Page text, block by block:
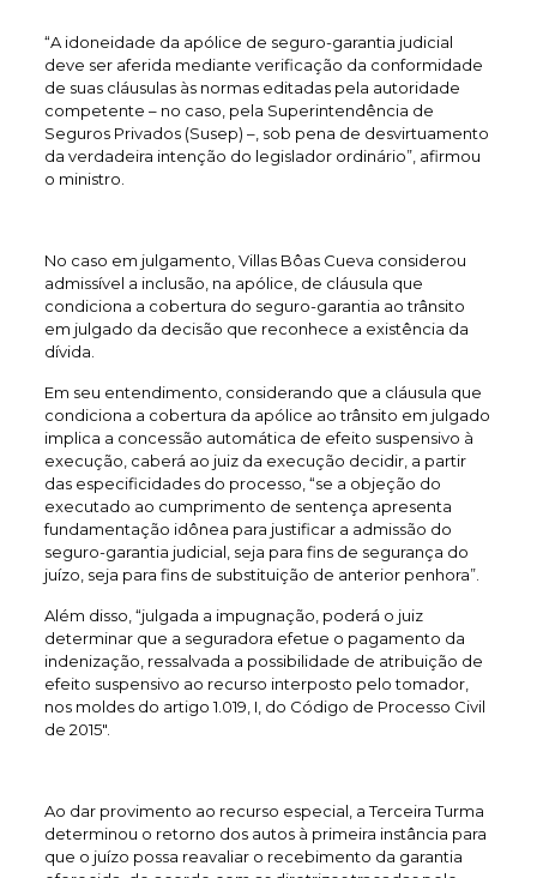
“A idoneidade da apólice de seguro-garantia judicial
deve ser aferida mediante verificação da conformidade
de suas cláusulas às normas editadas pela autoridade
competente – no caso, pela Superintendência de
Seguros Privados (Susep) –, sob pena de desvirtuamento
da verdadeira intenção do legislador ordinário”, afirmou
o ministro.
No caso em julgamento, Villas Bôas Cueva considerou
admissível a inclusão, na apólice, de cláusula que
condiciona a cobertura do seguro-garantia ao trânsito
em julgado da decisão que reconhece a existência da
dívida.
Em seu entendimento, considerando que a cláusula que
condiciona a cobertura da apólice ao trânsito em julgado
implica a concessão automática de efeito suspensivo à
execução, caberá ao juiz da execução decidir, a partir
das especificidades do processo, “se a objeção do
executado ao cumprimento de sentença apresenta
fundamentação idônea para justificar a admissão do
seguro-garantia judicial, seja para fins de segurança do
juízo, seja para fins de substituição de anterior penhora”.
Além disso, “julgada a impugnação, poderá o juiz
determinar que a seguradora efetue o pagamento da
indenização, ressalvada a possibilidade de atribuição de
efeito suspensivo ao recurso interposto pelo tomador,
nos moldes do artigo 1.019, I, do Código de Processo Civil
de 2015″.
Ao dar provimento ao recurso especial, a Terceira Turma
determinou o retorno dos autos à primeira instância para
que o juízo possa reavaliar o recebimento da garantia